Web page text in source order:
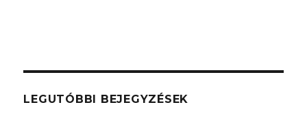
LEGUTÓBBI BEJEGYZÉSEK